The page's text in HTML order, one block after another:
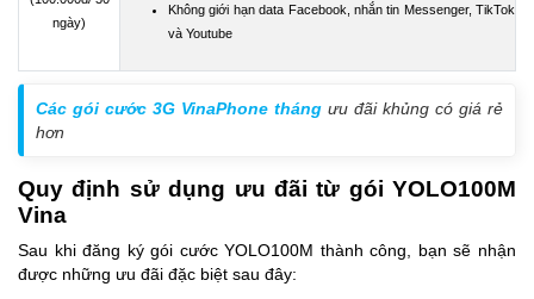
ngày)
Không giới hạn data Facebook, nhắn tin Messenger, TikTok
và Youtube
Các gói cước 3G VinaPhone tháng ưu đãi khủng có giá rẻ
hơn
Quy định sử dụng ưu đãi từ gói YOLO100M
Vina
Sau khi đăng ký gói cước YOLO100M thành công, bạn sẽ nhận
được những ưu đãi đặc biệt sau đây: